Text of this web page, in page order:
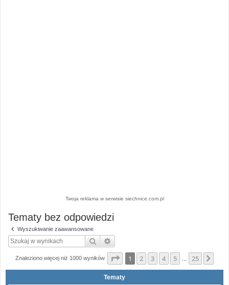
Twoja reklama w serwisie siechnice.com.pl
Tematy bez odpowiedzi
Wyszukiwanie zaawansowane
Szukaj
Znaleziono więcej niż 1000 wyników Strona z25
1 2 3 4 5 25
Tematy